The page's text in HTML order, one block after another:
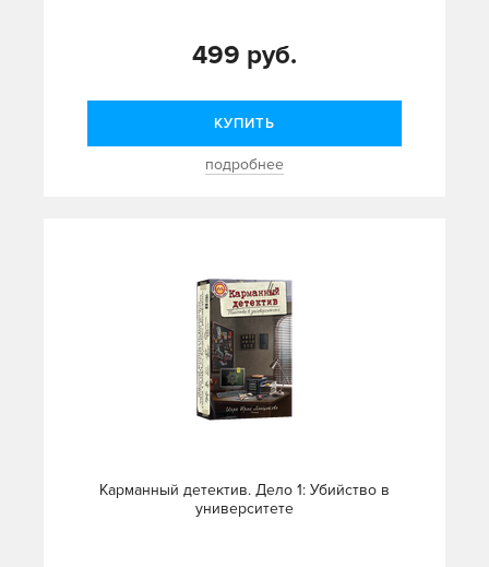
499 руб.
КУПИТЬ
подробнее
Карманный детектив. Дело 1: Убийство в
университете